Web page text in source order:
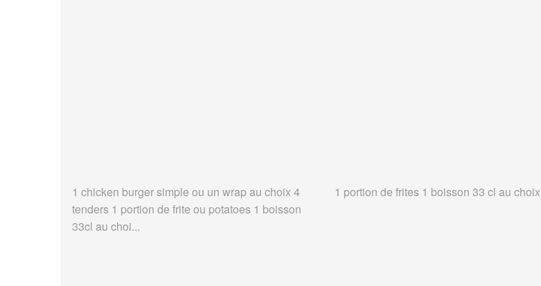
1 chicken burger simple ou un wrap au choix 4
tenders 1 portion de frite ou potatoes 1 boisson
33cl au choi...
1 portion de frites 1 boisson 33 cl au choix